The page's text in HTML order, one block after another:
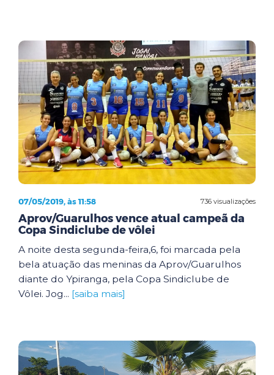
736 visualizações
07/05/2019, às 11:58
Aprov/Guarulhos vence atual campeã da
Copa Sindiclube de vôlei
A noite desta segunda-feira,6, foi marcada pela
bela atuação das meninas da Aprov/Guarulhos
diante do Ypiranga, pela Copa Sindiclube de
Vôlei. Jog... [saiba mais]